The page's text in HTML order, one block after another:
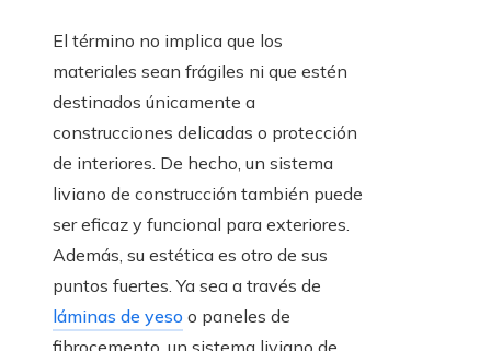
El término no implica que los
materiales sean frágiles ni que estén
destinados únicamente a
construcciones delicadas o protección
de interiores. De hecho, un sistema
liviano de construcción también puede
ser eficaz y funcional para exteriores.
Además, su estética es otro de sus
puntos fuertes. Ya sea a través de
láminas de yeso o paneles de